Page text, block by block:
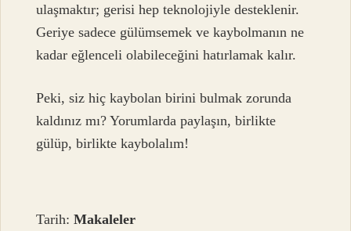
ulaşmaktır; gerisi hep teknolojiyle desteklenir.
Geriye sadece gülümsemek ve kaybolmanın ne
kadar eğlenceli olabileceğini hatırlamak kalır.
Peki, siz hiç kaybolan birini bulmak zorunda
kaldınız mı? Yorumlarda paylaşın, birlikte
gülüp, birlikte kaybolalım!
Tarih:Makaleler